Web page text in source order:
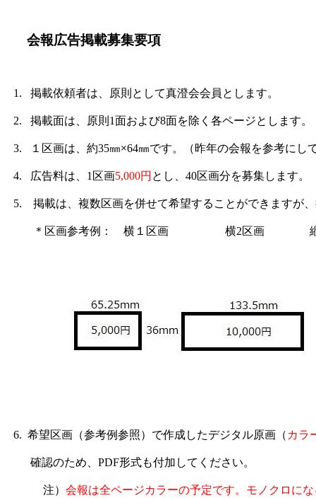
会報広告掲載募集要項
1. 掲載依頼者は、原則として真澄会会員とします。
2. 掲載面は、原則1面および8面を除く各ページとします。
3. １区画は、約35㎜×64㎜です。 （昨年の会報を参考にし
4. 広告料は、 1 区画5,000円とし、 40区画分を募集します。
5.
掲載は、複数区画を併せて希望することができますが
＊区画参考例： 横１区画 横2区画
6. 希望区画（参考例参照）で作成したデジタル原画（カラ
確認のため、
PDF形式も付加してください。
注） 会報は全ページカラーの予定です。モノクロに